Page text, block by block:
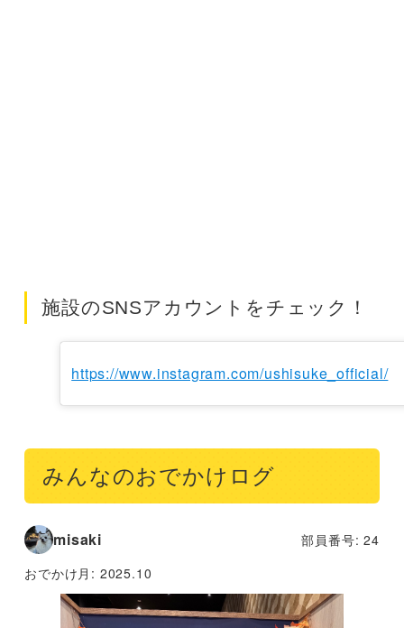
施設のSNSアカウントをチェック！
https://www.instagram.com/ushisuke_official/
みんなのおでかけログ
misaki
部員番号: 24
おでかけ月: 2025.10